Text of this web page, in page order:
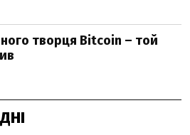
творця Bitcoin – той